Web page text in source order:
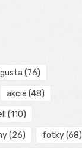
(76)
akcie (48)
(110)
(26) fotky(68)